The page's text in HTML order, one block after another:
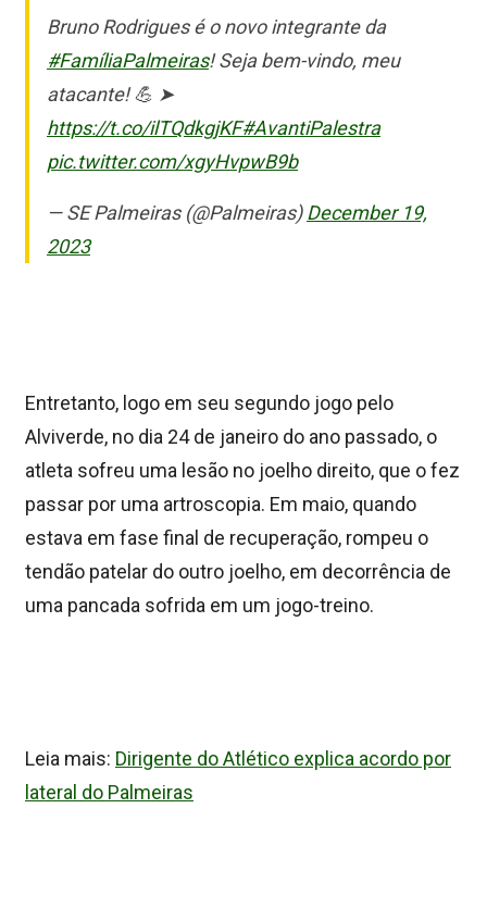
Bruno Rodrigues é o novo integrante da
#FamíliaPalmeiras! Seja bem-vindo, meu
atacante! 💪 ➤
https://t.co/ilTQdkgjKF#AvantiPalestra
pic.twitter.com/xgyHvpwB9b
— SE Palmeiras (@Palmeiras)December 19,
2023
Entretanto, logo em seu segundo jogo pelo
Alviverde, no dia 24 de janeiro do ano passado, o
atleta sofreu uma lesão no joelho direito, que o fez
passar por uma artroscopia. Em maio, quando
estava em fase final de recuperação, rompeu o
tendão patelar do outro joelho, em decorrência de
uma pancada sofrida em um jogo-treino.
Leia mais: Dirigente do Atlético explica acordo por
lateral do Palmeiras